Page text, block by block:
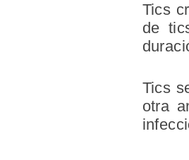
Tics
de
Tics
otra